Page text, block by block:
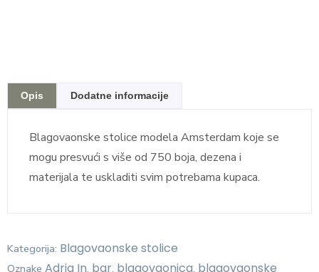
Opis Dodatne informacije
Blagovaonske stolice modela Amsterdam koje se
mogu presvući s više od 750 boja, dezena i
materijala te uskladiti svim potrebama kupaca.
Kategorija: Blagovaonske stolice
Oznake Adria In, bar, blagovaonica, blagovaonske